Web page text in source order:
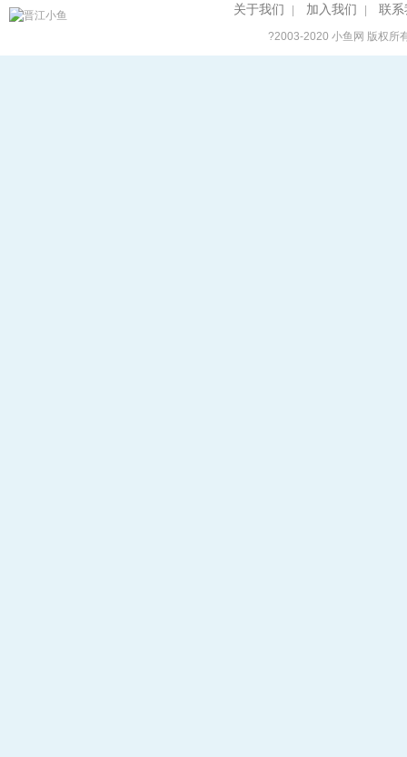
关于我们 加入我们 联系
?2003-2020小鱼网 版权所